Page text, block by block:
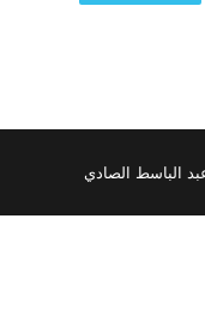
الباسط الصادي